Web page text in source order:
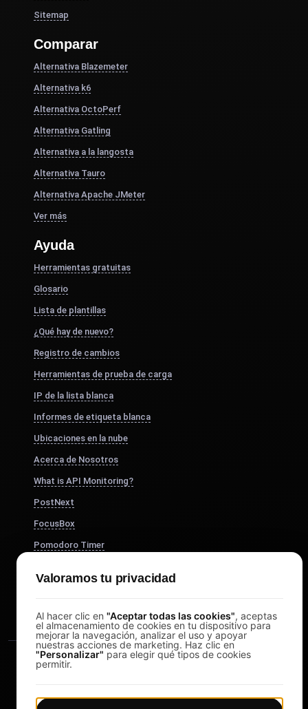
Sitemap
Comparar
Alternativa Blazemeter
Alternativa k6
Alternativa OctoPerf
Alternativa Gatling
Alternativa a la langosta
Alternativa Tauro
Alternativa Apache JMeter
Ver más
Ayuda
Herramientas gratuitas
Glosario
Lista de plantillas
¿Qué hay de nuevo?
Registro de cambios
Herramientas de prueba de carga
IP de la lista blanca
Informes de etiqueta blanca
Ubicaciones en la nube
Acerca de Nosotros
What is API Monitoring?
PostNext
FocusBox
Pomodoro Timer
Valoramos tu privacidad
Al hacer clic en "Aceptar todas las cookies", aceptas
el almacenamiento de cookies en tu dispositivo para
mejorar la navegación, analizar el uso y apoyar
nuestras acciones de marketing. Haz clic en
"Personalizar" para elegir qué tipos de cookies
permitir.